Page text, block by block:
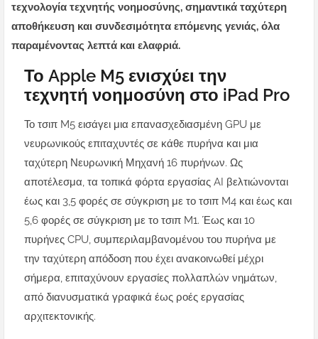
τεχνολογία τεχνητής νοημοσύνης, σημαντικά ταχύτερη
αποθήκευση και συνδεσιμότητα επόμενης γενιάς, όλα
παραμένοντας λεπτά και ελαφριά.
Το Apple M5 ενισχύει την
τεχνητή νοημοσύνη στο iPad Pro
Το τσιπ M5 εισάγει μια επανασχεδιασμένη GPU με
νευρωνικούς επιταχυντές σε κάθε πυρήνα και μια
ταχύτερη Νευρωνική Μηχανή 16 πυρήνων. Ως
αποτέλεσμα, τα τοπικά φόρτα εργασίας AI βελτιώνονται
έως και 3,5 φορές σε σύγκριση με το τσιπ M4 και έως και
5,6 φορές σε σύγκριση με το τσιπ M1. Έως και 10
πυρήνες CPU, συμπεριλαμβανομένου του πυρήνα με
την ταχύτερη απόδοση που έχει ανακοινωθεί μέχρι
σήμερα, επιταχύνουν εργασίες πολλαπλών νημάτων,
από διανυσματικά γραφικά έως ροές εργασίας
αρχιτεκτονικής.